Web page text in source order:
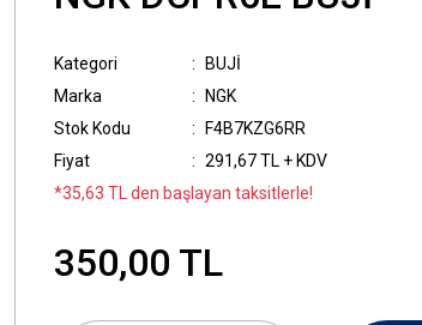
Kategori
BUJİ
Marka
NGK
Stok Kodu
F4B7KZG6RR
Fiyat
291,67 TL + KDV
*35,63 TL den başlayan taksitlerle!
350,00 TL